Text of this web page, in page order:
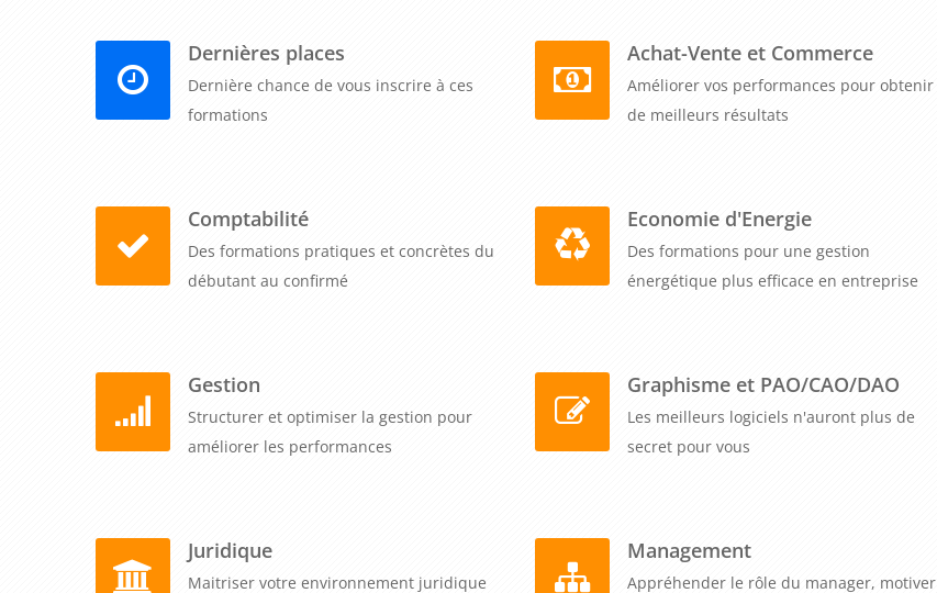
compétences, vous améliorez l'efficacité de votre entreprise, favorisez une communication interne fluide et
maintenez un environnement de travail bien organisé et professionnel.
Dernières places
Dernière chance de vous inscrire à ces
formations
Achat-Vente et Commerce
Améliorer vos performances pour obtenir
de meilleurs résultats
Comptabilité
Des formations pratiques et concrètes du
débutant au confirmé
Economie d'Energie
Des formations pour une gestion
énergétique plus efficace en entreprise
Gestion
Structurer et optimiser la gestion pour
améliorer les performances
Graphisme et PAO/CAO/DAO
Les meilleurs logiciels n'auront plus de
secret pour vous
Juridique
Maitriser votre environnement juridique
Management
Appréhender le rôle du manager, motiver